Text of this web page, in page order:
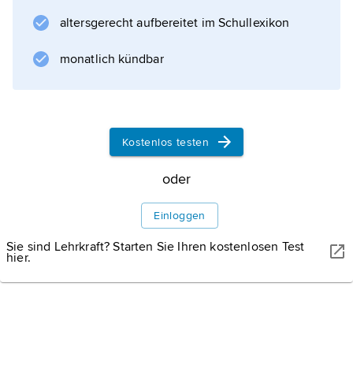
gestellten Problems die am besten geeignete
Informationen zum Artikel
altersgerecht aufbereitet im Schullexikon
monatlich kündbar
Kostenlos testen
oder
Einloggen
Sie sind Lehrkraft? Starten Sie Ihren kostenlosen Test
hier.